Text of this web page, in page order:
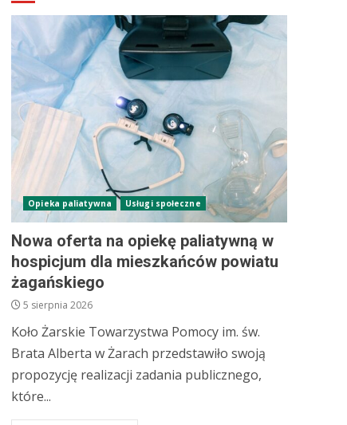
Opieka paliatywna Usługi społeczne
Nowa oferta na opiekę paliatywną w
hospicjum dla mieszkańców powiatu
żagańskiego
5 sierpnia 2026
Koło Żarskie Towarzystwa Pomocy im. św.
Brata Alberta w Żarach przedstawiło swoją
propozycję realizacji zadania publicznego,
które...